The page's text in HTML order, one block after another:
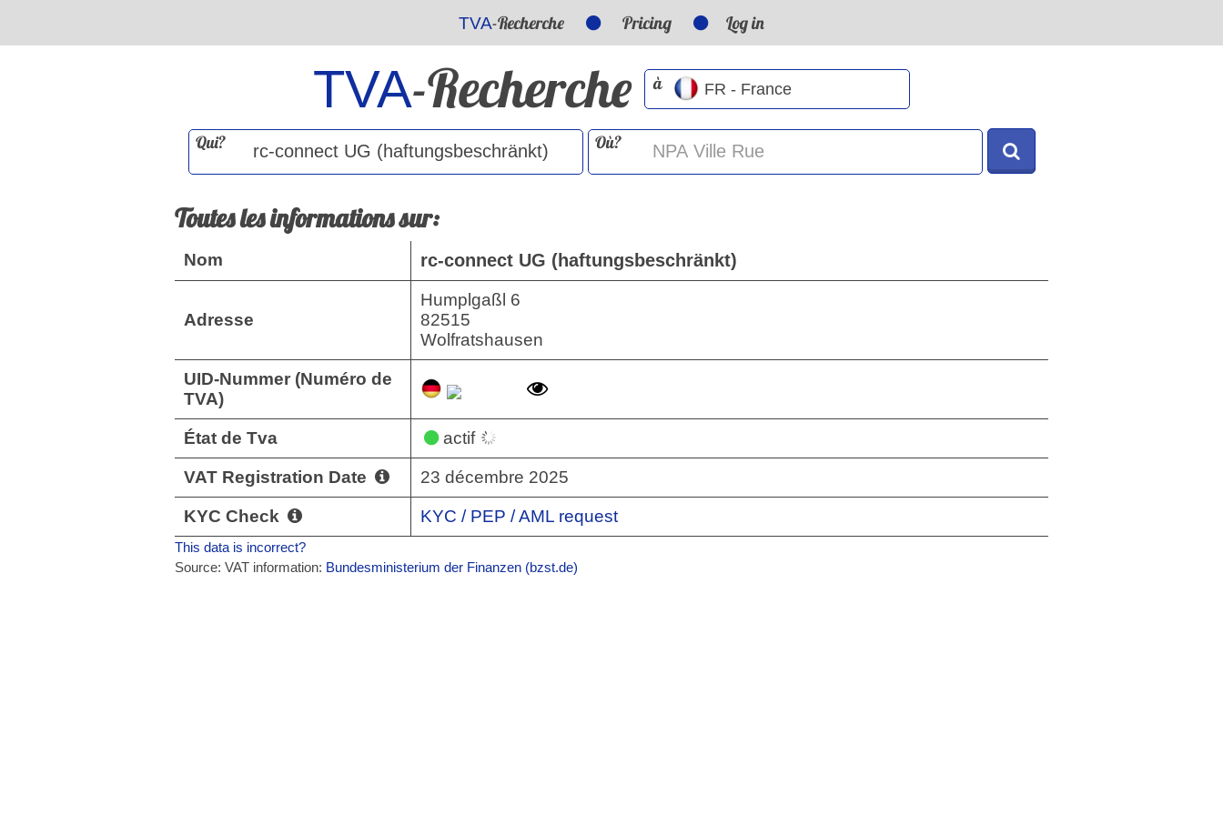
TVA-Recherche Pricing Log in
TVA-Recherche à
Qui? Où?
Toutes les informations sur:
Nom rc-connect UG (haftungsbeschränkt)
Adresse
Humplgaßl 6
82515
Wolfratshausen
UID-Nummer (Numéro de
TVA)
État de Tva actif
VAT Registration Date 23 décembre 2025
KYC Check KYC / PEP / AML request
This data is incorrect?
Source: VAT information: Bundesministerium der Finanzen (bzst.de)